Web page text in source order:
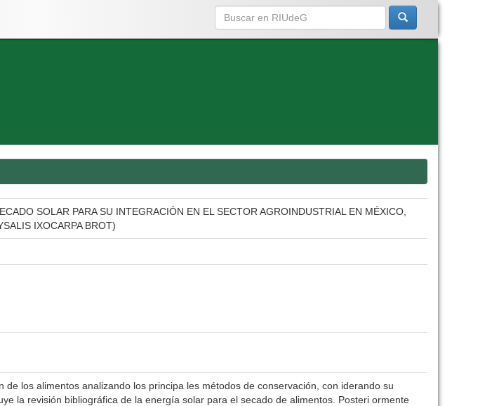
SOLAR PARA SU INTEGRACIÓN EN EL SECTOR AGROINDUSTRIAL EN MÉXICO,
IXOCARPA BROT)
los alimentos analizando los principa les métodos de conservación, con iderando su
la revisión bibliográfica de la energía solar para el secado de alimentos. Posteri ormente